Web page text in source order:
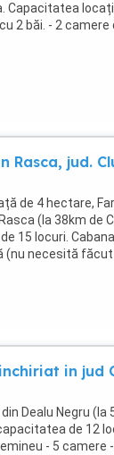
Capacitatea
2 băi. - 2
Rasca, jud.
de 4 hectare,
(la 38km de
15 locuri.
necesită
in jud
Dealu Negru (la
de 12
- 5 camere